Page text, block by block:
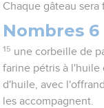
Chaque gâteau
Nombres 6
15 une corbeille de
farine pétris à l'huile
d'huile, avec
les accompagnent.